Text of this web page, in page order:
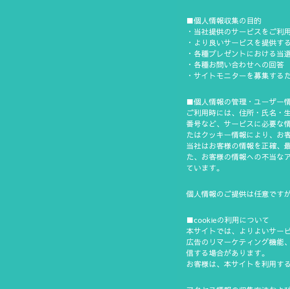
■個人情報収集の目的
・当社提供のサービスをご利
・より良いサービスを提供す
・各種プレゼントにおける当
・各種お問い合わせへの回答
・サイトモニターを募集する
■個人情報の管理・ユーザー
ご利用時には、住所・氏名・
番号など、サービスに必要な
たはクッキー情報により、お
当社はお客様の情報を正確、
た、お客様の情報への不当な
ています。
個人情報のご提供は任意です
■cookieの利用について
本サイトでは、よりよいサー
広告のリマーケティング機能
信する場合があります。
お客様は、本サイトを利用す